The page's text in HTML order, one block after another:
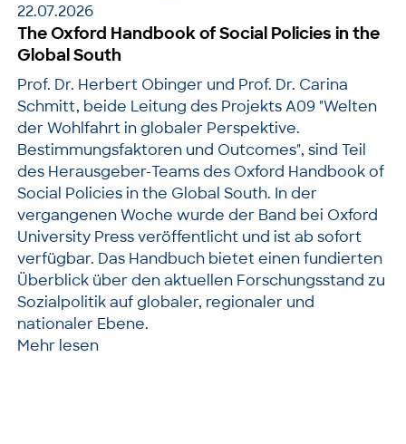
22.07.2026
The Oxford Handbook of Social Policies in the
Global South
Prof. Dr. Herbert Obinger und Prof. Dr. Carina
Schmitt, beide Leitung des Projekts A09 "Welten
der Wohlfahrt in globaler Perspektive.
Bestimmungsfaktoren und Outcomes", sind Teil
des Herausgeber-Teams des Oxford Handbook of
Social Policies in the Global South. In der
vergangenen Woche wurde der Band bei Oxford
University Press veröffentlicht und ist ab sofort
verfügbar. Das Handbuch bietet einen fundierten
Überblick über den aktuellen Forschungsstand zu
Sozialpolitik auf globaler, regionaler und
nationaler Ebene.
Mehr lesen